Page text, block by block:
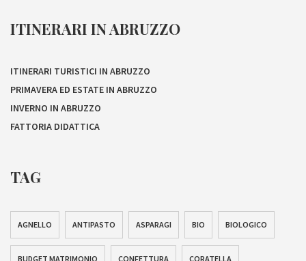
ITINERARI IN ABRUZZO
ITINERARI TURISTICI IN ABRUZZO
PRIMAVERA ED ESTATE IN ABRUZZO
INVERNO IN ABRUZZO
FATTORIA DIDATTICA
TAG
AGNELLO ANTIPASTO ASPARAGI BIO BIOLOGICO
BUDGET MATRIMONIO CONFETTURA CORATELLA